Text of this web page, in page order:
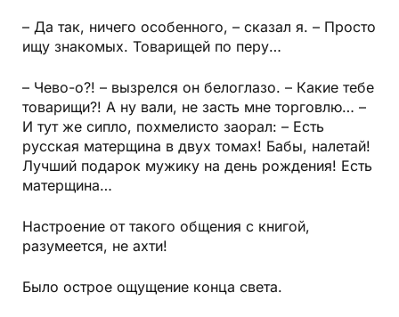
– Да так, ничего особенного, – сказал я. – Просто
ищу знакомых. Товарищей по перу…
– Чево-о?! – вызрелся он белоглазо. – Какие тебе
товарищи?! А ну вали, не засть мне торговлю… –
И тут же сипло, похмелисто заорал: – Есть
русская матерщина в двух томах! Бабы, налетай!
Лучший подарок мужику на день рождения! Есть
матерщина…
Настроение от такого общения с книгой,
разумеется, не ахти!
Было острое ощущение конца света.